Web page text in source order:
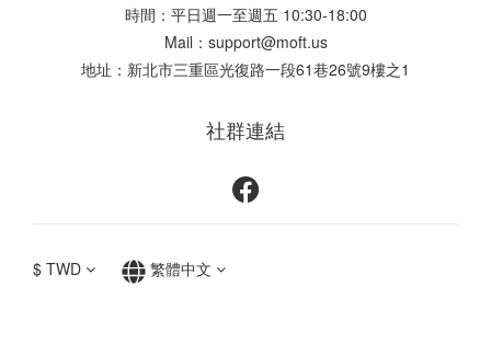
時間：平日週一至週五 10:30-18:00
Mail：support@moft.us
地址：新北市三重區光復路一段61巷26號9樓之1
社群連結
$ TWD 繁體中文